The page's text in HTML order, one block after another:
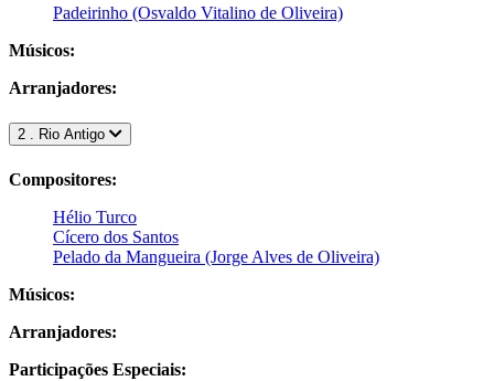
Padeirinho (Osvaldo Vitalino de Oliveira)
Músicos:
Arranjadores:
2 . Rio Antigo
Compositores:
Hélio Turco
Cícero dos Santos
Pelado da Mangueira (Jorge Alves de Oliveira)
Músicos:
Arranjadores:
Participações Especiais: